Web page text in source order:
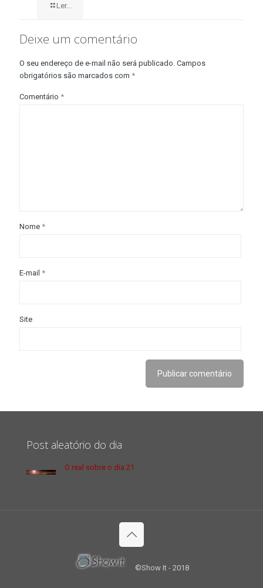
Ler...
Deixe um comentário
O seu endereço de e-mail não será publicado. Campos
obrigatórios são marcados com *
Comentário *
Nome *
E-mail *
Site
Post aleatório do dia
O real sobre o dia 21
©Show It - 2018